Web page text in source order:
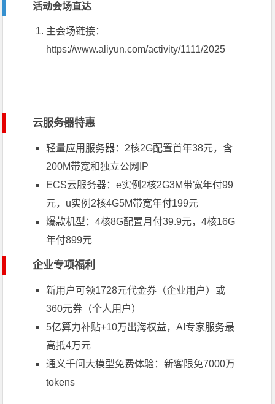
活动会场直达
主会场链接：
https://www.aliyun.com/activity/1111/2025
云服务器特惠
轻量应用服务器：2核2G配置首年38元，含
200M带宽和独立公网IP
ECS云服务器：e实例2核2G3M带宽年付99
元，u实例2核4G5M带宽年付199元
爆款机型：4核8G配置月付39.9元，4核16G
年付899元
企业专项福利
新用户可领1728元代金券（企业用户）或
360元券（个人用户）
5亿算力补贴+10万出海权益，AI专家服务最
高抵4万元
通义千问大模型免费体验：新客限免7000万
tokens